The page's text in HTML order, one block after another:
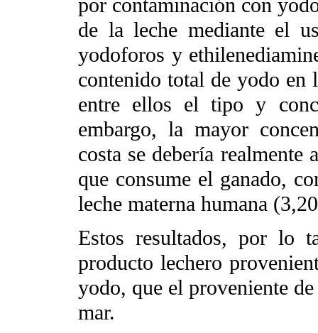
de la leche mediante el
yodoforos y
contenido total de yodo en
entre ellos el tipo y
embargo, la mayor
costa se debería
que consume el ganado,
leche materna humana
Estos resultados, por lo
producto lechero
yodo, que el proveniente
mar.